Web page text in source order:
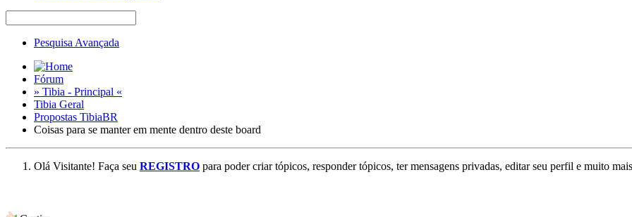
Pesquisa Avançada
Fórum
» Tibia - Principal «
Tibia Geral
Propostas TibiaBR
Coisas para se manter em mente dentro deste board
Olá Visitante! Faça seu REGISTRO para poder criar tópicos, responder tópicos, ter mensagens privadas, editar seu perfil e muito